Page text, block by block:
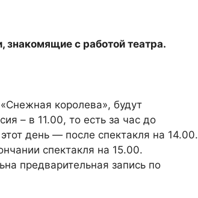
знакомящие с работой театра.
королева», будут
– в 11.00, то есть за час до
день — после спектакля на 14.00.
спектакля на 15.00.
предварительная запись по